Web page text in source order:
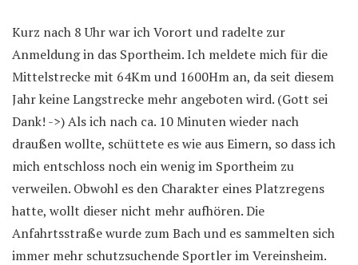
Kurz nach 8 Uhr war ich Vorort und radelte zur
Anmeldung in das Sportheim. Ich meldete mich für die
Mittelstrecke mit 64Km und 1600Hm an, da seit diesem
Jahr keine Langstrecke mehr angeboten wird. (Gott sei
Dank! ->) Als ich nach ca. 10 Minuten wieder nach
draußen wollte, schüttete es wie aus Eimern, so dass ich
mich entschloss noch ein wenig im Sportheim zu
verweilen. Obwohl es den Charakter eines Platzregens
hatte, wollt dieser nicht mehr aufhören. Die
Anfahrtsstraße wurde zum Bach und es sammelten sich
immer mehr schutzsuchende Sportler im Vereinsheim.